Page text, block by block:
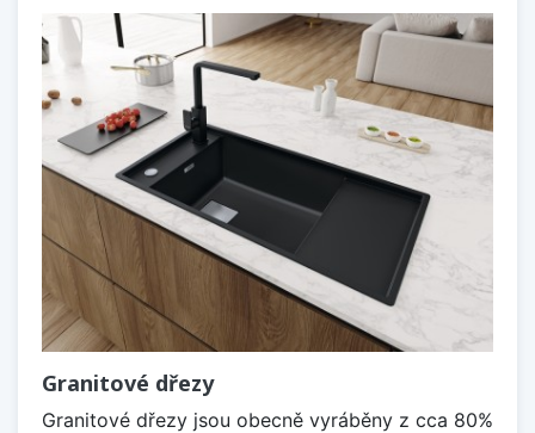
Granitové dřezy
Granitové dřezy jsou obecně vyráběny z cca 80%